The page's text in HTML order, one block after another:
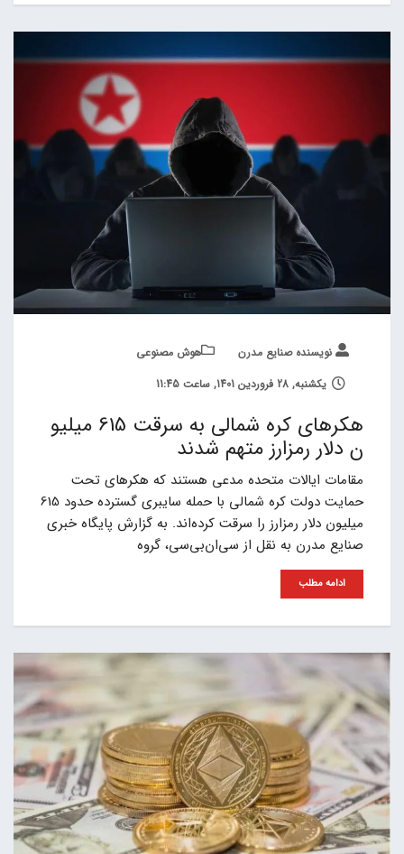
نویسنده صنایع مدرن
هوش مصنوعی
یکشنبه, 28 فروردین 1401, ساعت 11:45
هکرهای کره شمالی به سرقت 615 میلیو
ن دلار رمزارز متهم شدند
مقامات ایالات متحده مدعی هستند که هکرهای تحت
حمایت دولت کره شمالی با حمله سایبری گسترده حدود 615
میلیون دلار رمزارز را سرقت کرده‌اند. به گزارش پایگاه خبری
صنایع مدرن به نقل از سی‌ان‌بی‌سی، گروه
ادامه مطلب